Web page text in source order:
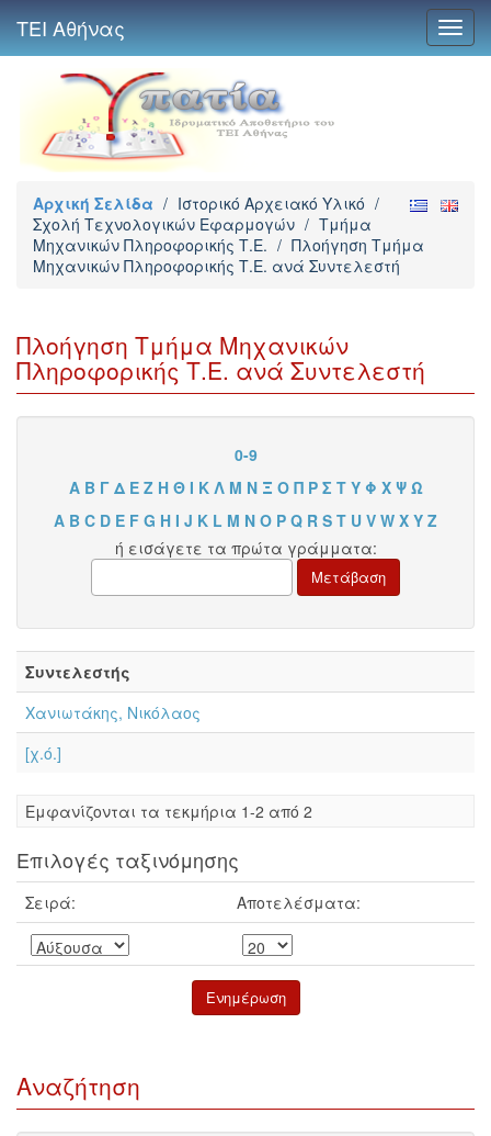
ΤΕΙ Αθήνας
Αρχική Σελίδα / Ιστορικό Αρχειακό Υλικό /
Σχολή Τεχνολογικών Εφαρμογών / Τμήμα
Μηχανικών Πληροφορικής Τ.Ε. / Πλοήγηση Τμήμα
Μηχανικών Πληροφορικής Τ.Ε. ανά Συντελεστή
Πλοήγηση Τμήμα Μηχανικών
Πληροφορικής Τ.Ε. ανά Συντελεστή
0-9
Α Β Γ Δ Ε Ζ Η Θ Ι Κ Λ Μ Ν Ξ Ο Π Ρ Σ Τ Υ Φ Χ Ψ Ω
A B C D E F G H I J K L M N O P Q R S T U V W X Y Z
ή εισάγετε τα πρώτα γράμματα:
Συντελεστής
Χανιωτάκης, Νικόλαος
[χ.ό.]
Eμφανίζονται τα τεκμήρια 1-2 από 2
Επιλογές ταξινόμησης
Σειρά: Αποτελέσματα:
Αναζήτηση